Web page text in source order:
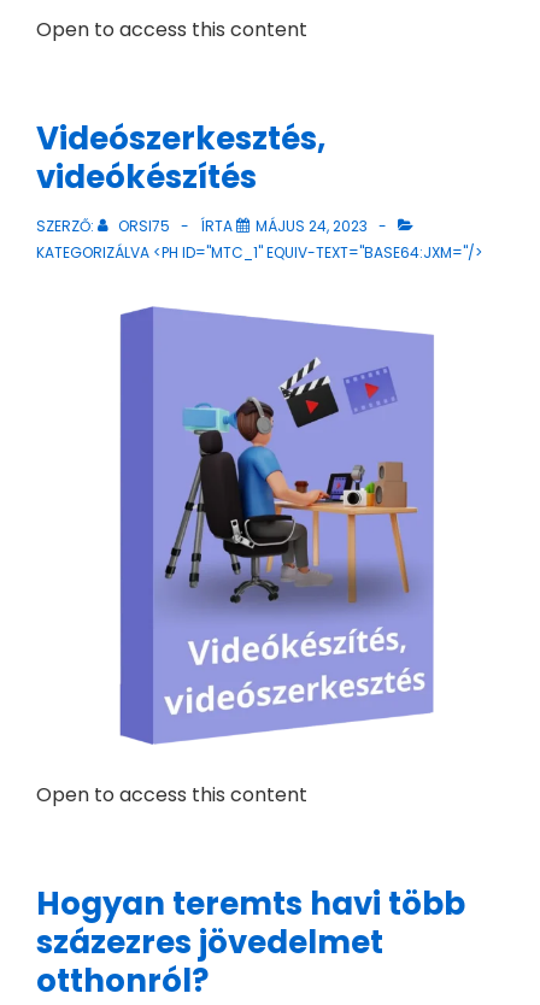
Open to access this content
Videószerkesztés,
videókészítés
SZERZŐ: ORSI75 ÍRTA
MÁJUS 24, 2023
KATEGORIZÁLVA <PH ID="MTC_1" EQUIV-TEXT="BASE64:JXM="/>
Open to access this content
Hogyan teremts havi több
százezres jövedelmet
otthonról?